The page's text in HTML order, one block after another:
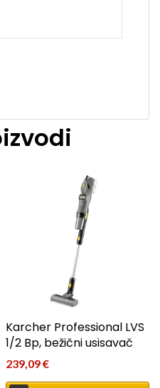
Karcher Professional LVS
1/2 Bp, bežični usisavač
239,09€